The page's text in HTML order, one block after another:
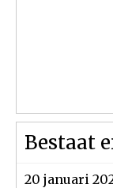
Bestaat
20 januari